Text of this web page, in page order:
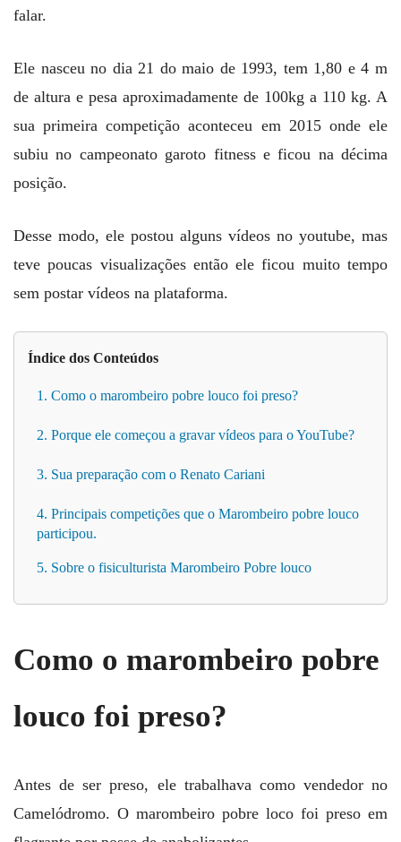
falar.
Ele nasceu no dia 21 do maio de 1993, tem 1,80 e 4 m
de altura e pesa aproximadamente de 100kg a 110 kg. A
sua primeira competição aconteceu em 2015 onde ele
subiu no campeonato garoto fitness e ficou na décima
posição.
Desse modo, ele postou alguns vídeos no youtube, mas
teve poucas visualizações então ele ficou muito tempo
sem postar vídeos na plataforma.
Índice dos Conteúdos
1. Como o marombeiro pobre louco foi preso?
2. Porque ele começou a gravar vídeos para o YouTube?
3. Sua preparação com o Renato Cariani
4. Principais competições que o Marombeiro pobre louco
participou.
5. Sobre o fisiculturista Marombeiro Pobre louco
Como o marombeiro pobre
louco foi preso?
Antes de ser preso, ele trabalhava como vendedor no
Camelódromo. O marombeiro pobre loco foi preso em